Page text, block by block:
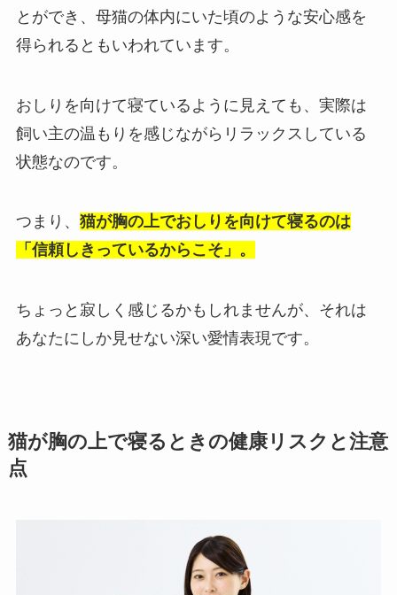
とができ、母猫の体内にいた頃のような安心感を
得られるともいわれています。
おしりを向けて寝ているように見えても、実際は
飼い主の温もりを感じながらリラックスしている
状態なのです。
つまり、 猫が胸の上でおしりを向けて寝るのは
「信頼しきっているからこそ」。
ちょっと寂しく感じるかもしれませんが、それは
あなたにしか見せない深い愛情表現です。
猫が胸の上で寝るときの健康リスクと注意
点